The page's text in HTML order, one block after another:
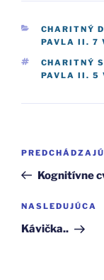
KATEGÓRIE
CHARITNÝ
PAVLA II. 7
ZNAČKY
CHARITNÝ
PAVLA II. 5
Navigácia
článku
Predchádzajúci
článokKognitívne
Ďalší
článok
NASLEDUJÚCA
Kávička..